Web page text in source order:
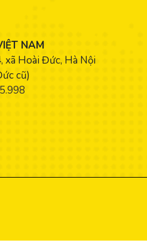
NAM
xã Hoài Đức, Hà Nội
cũ)